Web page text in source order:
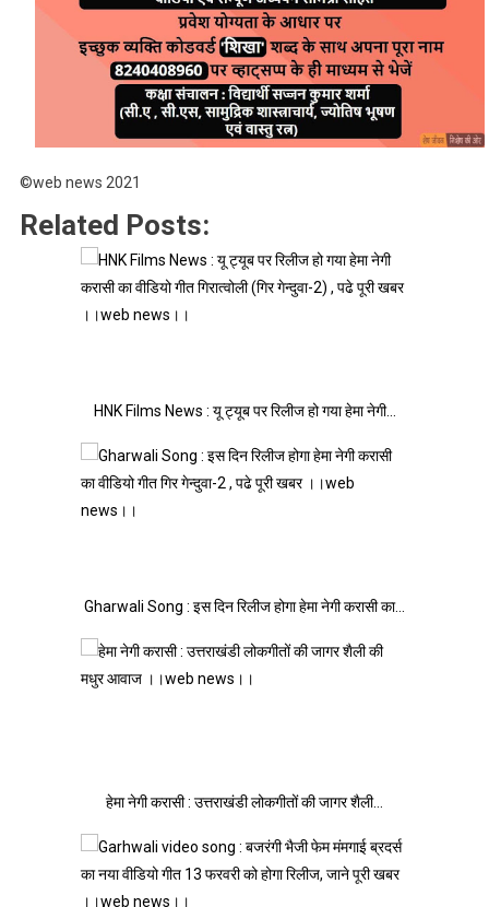
©web news 2021
Related Posts:
HNK Films News : यू ट्यूब पर रिलीज हो गया हेमा नेगी…
Gharwali Song : इस दिन रिलीज होगा हेमा नेगी करासी का…
हेमा नेगी करासी : उत्तराखंडी लोकगीतों की जागर शैली…